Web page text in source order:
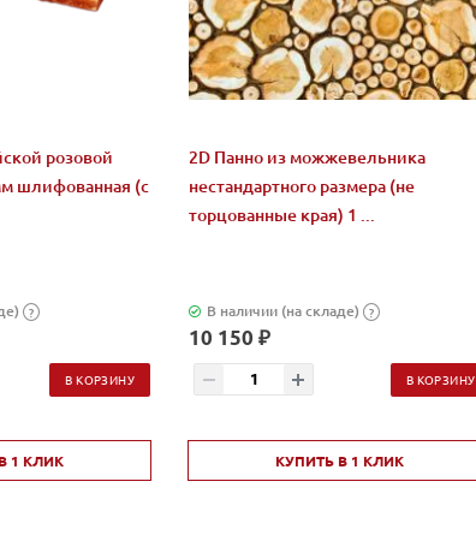
розовой
шлифованная (с
?
В КОРЗИНУ
1 КЛИК
2D Панно из можжевельника
нестандартного размера (не
торцованные края) 1 ...
В наличии (на складе) ?
10 150 ₽
В КОРЗИНУ
КУПИТЬ В 1 КЛИК